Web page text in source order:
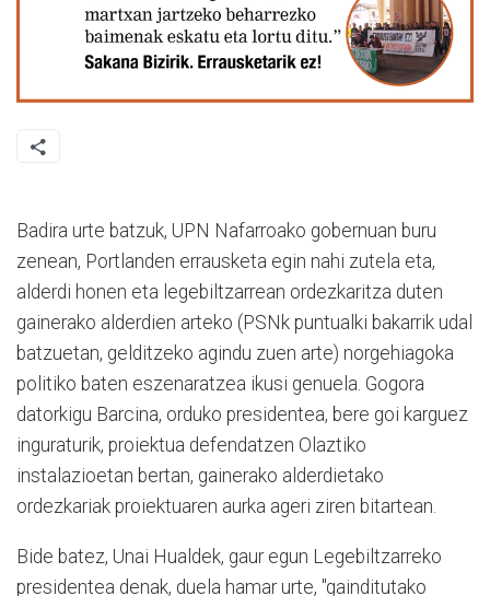
Badira urte batzuk, UPN Nafarroako gobernuan buru
zenean, Portlanden errausketa egin nahi zutela eta,
alderdi honen eta legebiltzarrean ordezkaritza duten
gainerako alderdien arteko (PSNk puntualki bakarrik udal
batzuetan, gelditzeko agindu zuen arte) norgehiagoka
politiko baten eszenaratzea ikusi genuela. Gogora
datorkigu Barcina, orduko presidentea, bere goi karguez
inguraturik, proiektua defendatzen Olaztiko
instalazioetan bertan, gainerako alderdietako
ordezkariak proiektuaren aurka ageri ziren bitartean.
Bide batez, Unai Hualdek, gaur egun Legebiltzarreko
presidentea denak, duela hamar urte, "gainditutako